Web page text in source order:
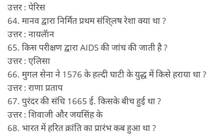
उत्तर : पेरिस
64. मानव द्वारा निर्मित प्रथम संशि्लष रेशा क्या था ?
उत्तर : नायलॅान
65. किस परीक्षण द्वारा AIDS की जांच की जाती है ?
उत्तर : एलिसा
66. मुगल सेना ने 1576 के हल्दी घाटी के युद्ध में किसे हराया था ?
उत्तर : राणा प्रताप
67. पुरंदर की संधि 1665 ई. किसके बीच हुई था ?
उत्तर : शिवाजी और जयसिंह के
68. भारत में हरित क्रांति का प्रारंभ कब हुआ था ?